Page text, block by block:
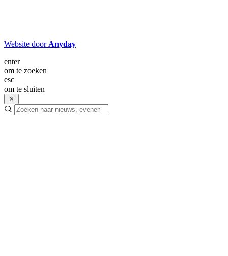
Website door Anyday
enter
om te zoeken
esc
om te sluiten